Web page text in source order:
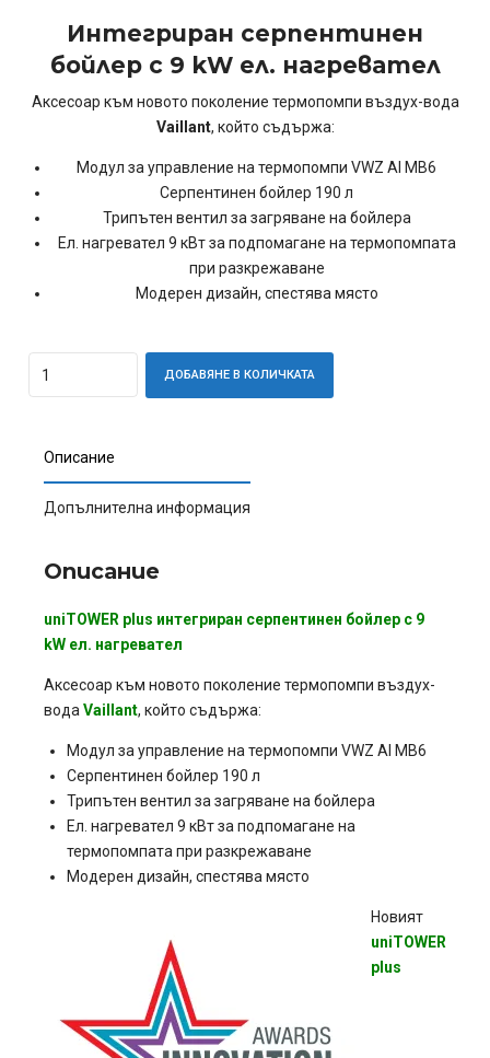
Интегриран серпентинен
бойлер с 9 kW ел. нагревател
Аксесоар към новото поколение термопомпи въздух-вода
Vaillant, който съдържа:
Модул за управление на термопомпи VWZ AI MB6
Серпентинен бойлер 190 л
Трипътен вентил за загряване на бойлера
Ел. нагревател 9 кВт за подпомагане на термопомпата
при разкрежаване
Модерен дизайн, спестява място
ДОБАВЯНЕ В КОЛИЧКАТА
Описание
Допълнителна информация
Описание
uniTOWER plus интегриран серпентинен бойлер с 9
kW ел. нагревател
Аксесоар към новото поколение термопомпи въздух-
вода Vaillant, който съдържа:
Модул за управление на термопомпи VWZ AI MB6
Серпентинен бойлер 190 л
Трипътен вентил за загряване на бойлера
Ел. нагревател 9 кВт за подпомагане на
термопомпата при разкрежаване
Модерен дизайн, спестява място
Новият
uniTOWER
plus